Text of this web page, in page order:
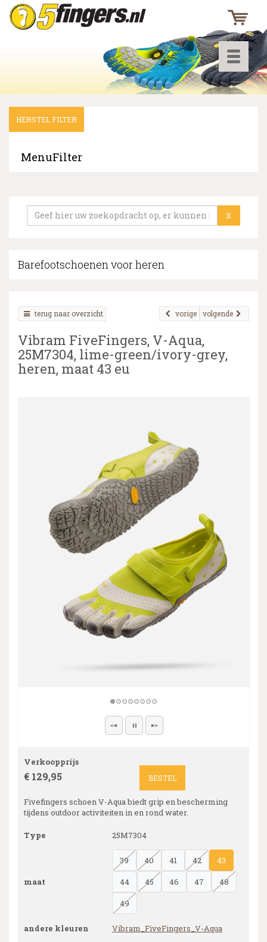
Toggle
▼
▼
HERSTEL FILTER
MenuFilter
X
Barefootschoenen voor heren
terug naar overzicht volgende
vorige
Vibram FiveFingers, V-Aqua,
25M7304, lime-green/ivory-grey,
heren, maat 43 eu
Verkoopprijs
€ 129,95 BESTEL
Fivefingers schoen V-Aqua biedt grip en bescherming
tijdens outdoor activiteiten in en rond water.
Type 25M7304
maat
39 40 41 42
43
44
45 46 47
48
49
andere kleuren
Vibram_FiveFingers_V-Aqua